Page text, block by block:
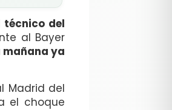
técnico del
al Bayer
ya
Madrid del
el choque